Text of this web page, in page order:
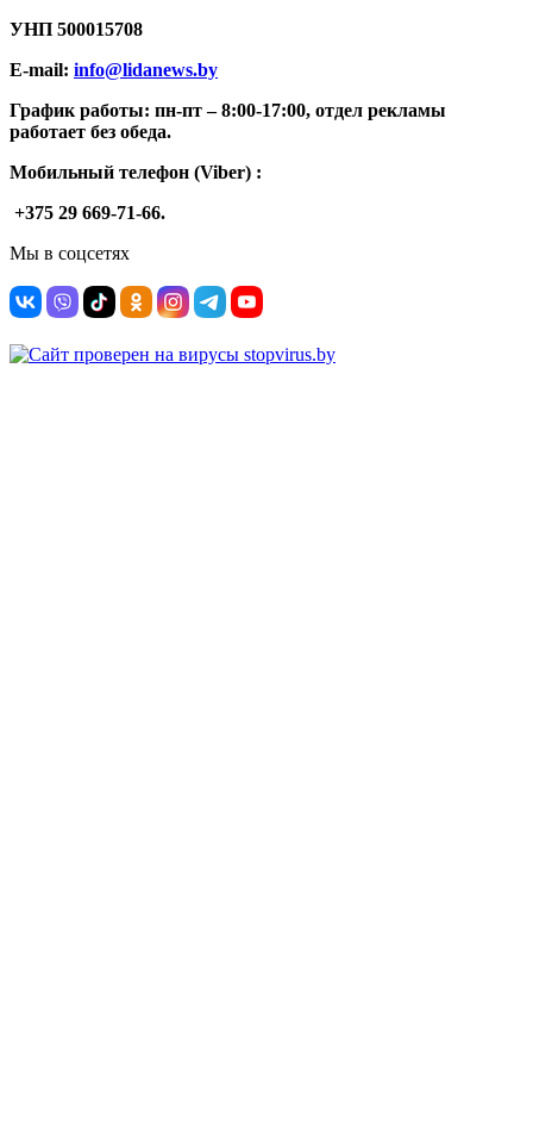
УНП 500015708
E-mail: info@lidanews.by
График работы: пн-пт –8:00-17:00, отдел рекламы
работает без обеда.
Мобильный телефон (Viber) :
+375 29 669-71-66.
Мы в соцсетях